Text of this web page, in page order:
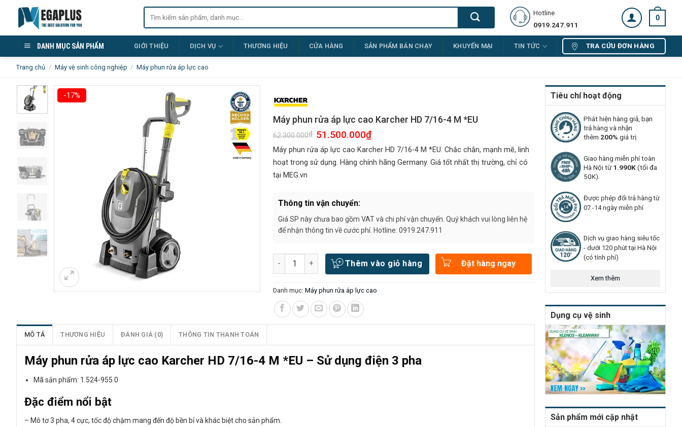
content
Tìm
Hotline
0919.247.911
0
DANH MỤC SẢN PHẨM GIỚI THIỆU DỊCH VỤ THƯƠNG HIỆU CỬA HÀNG SẢN PHẨM BÁN CHẠY KHUYẾN MẠI TIN TỨC TRA CỨU ĐƠN HÀNG
Trang chủ / Máy vệ sinh công nghiệp / Máy phun rửa áp lực cao
Tiêu chí hoạt động
Phát hiện hàng giả, bạn
trả hàng và nhận
thêm 200% giá trị.
Giao hàng miễn phí toàn
Hà Nội từ1.990K(tối đa
50K).
Được phép đổi trả hàng từ
07 -14 ngày miễn phí
Dịch vụ giao hàng siêu tốc
- dưới 120 phút tại Hà Nội
(có tính phí)
Xem thêm
Dụng cụ vệ sinh
Sản phẩm mới cập nhật
-17%
Máy phun rửa áp lực cao Karcher HD 7/16-4 M *EU
62.300.000₫ Giá
gốc
là:
62.300.000₫.
51.500.000₫Giá
tại
là:
51.500.000₫.
Máy phun rửa áp lực cao Karcher HD 7/16-4 M *EU. Chắc chắn, mạnh mẽ, linh
hoạt trong sử dụng. Hàng chính hãng Germany. Giá tốt nhất thị trường, chỉ có
tại MEG.vn
Thông tin vận chuyển:
Giá SP này chưa bao gồm VAT và chi phí vận chuyển. Quý khách vui lòng liên hệ
để nhận thông tin về cước phí. Hotline: 0919.247.911
Số lượng Thêm vào giỏ hàng Đặt hàng ngay
Danh mục: Máy phun rửa áp lực cao
MÔ TẢ THƯƠNG HIỆU ĐÁNH GIÁ (0) THÔNG TIN THANH TOÁN
Máy phun rửa áp lực cao Karcher HD 7/16-4 M *EU – Sử dụng điện 3 pha
Mã sản phẩm: 1.524-955.0
Đặc điểm nổi bật
– Mô tơ 3 pha, 4 cực, tốc độ chậm mang đến độ bền bỉ và khác biệt cho sản phẩm.